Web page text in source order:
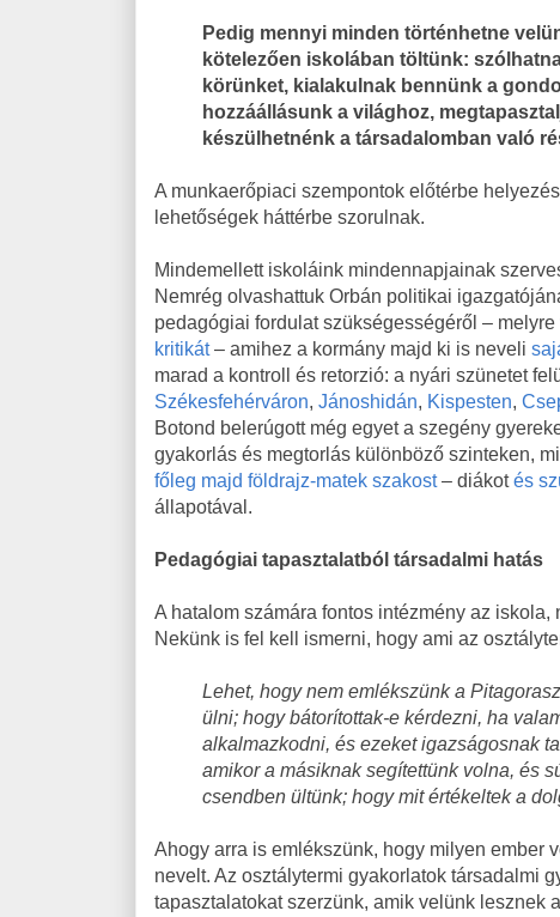
Pedig mennyi minden történhetne
kötelezően iskolában töltünk:
körünket, kialakulnak bennünk a
hozzáállásunk a világhoz,
készülhetnénk a társadalomban való
A munkaerőpiaci szempontok előtérbe
lehetőségek háttérbe szorulnak.
Mindemellett iskoláink mindennapjainak
Nemrég olvashattuk Orbán politikai
pedagógiai fordulat szükségességéről –
kritikát– amihez a kormány majd ki is neveli
marad a kontroll és retorzió: a nyári szünetet
Székesfehérváron, Jánoshidán, Kispesten,
Botond belerúgott még egyet a szegény
gyakorlás és megtorlás különböző szinteken,
főleg majd földrajz-matek szakost– diákotés
állapotával.
Pedagógiai tapasztalatból társadalmi hatás
A hatalom számára fontos intézmény az
Nekünk is fel kell ismerni, hogy ami az
Lehet, hogy nem emlékszünk a
ülni; hogy bátorítottak-e kérdezni, ha
alkalmazkodni, és ezeket igazságosnak
amikor a másiknak segítettünk volna, és
csendben ültünk; hogy mit értékeltek a
Ahogy arra is emlékszünk, hogy milyen ember
nevelt. Az osztálytermi gyakorlatok társadalmi
tapasztalatokat szerzünk, amik velünk lesznek